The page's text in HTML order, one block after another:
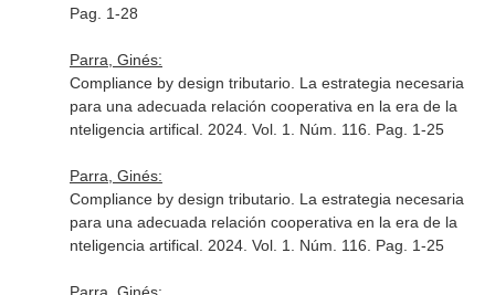
Pag. 1-28
Parra, Ginés:
Compliance by design tributario. La estrategia necesaria
para una adecuada relación cooperativa en la era de la
nteligencia artifical. 2024. Vol. 1. Núm. 116. Pag. 1-25
Parra, Ginés:
Compliance by design tributario. La estrategia necesaria
para una adecuada relación cooperativa en la era de la
nteligencia artifical. 2024. Vol. 1. Núm. 116. Pag. 1-25